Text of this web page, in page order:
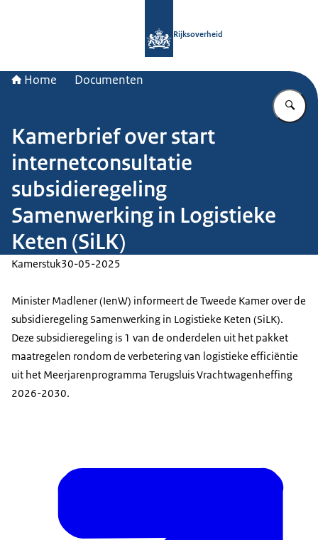
Rijksoverheid
Home Documenten
Kamerbrief over start
internetconsultatie
subsidieregeling
Samenwerking in Logistieke
Keten (SiLK)
Kamerstuk30-05-2025
Minister Madlener (IenW) informeert de Tweede Kamer over de
subsidieregeling Samenwerking in Logistieke Keten (SiLK).
Deze subsidieregeling is 1 van de onderdelen uit het pakket
maatregelen rondom de verbetering van logistieke efficiëntie
uit het Meerjarenprogramma Terugsluis Vrachtwagenheffing
2026-2030.